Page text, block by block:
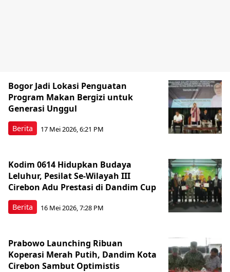
Berita
Bogor Jadi Lokasi Penguatan
Program Makan Bergizi untuk
Generasi Unggul
17 Mei 2026, 6:21 PM
Berita
Kodim 0614 Hidupkan Budaya
Leluhur, Pesilat Se-Wilayah III
Cirebon Adu Prestasi di Dandim Cup
16 Mei 2026, 7:28 PM
Prabowo Launching Ribuan
Koperasi Merah Putih, Dandim Kota
Cirebon Sambut Optimistis